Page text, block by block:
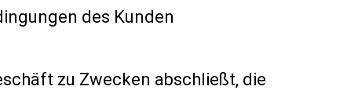
des Kunden
zu Zwecken abschließt, die